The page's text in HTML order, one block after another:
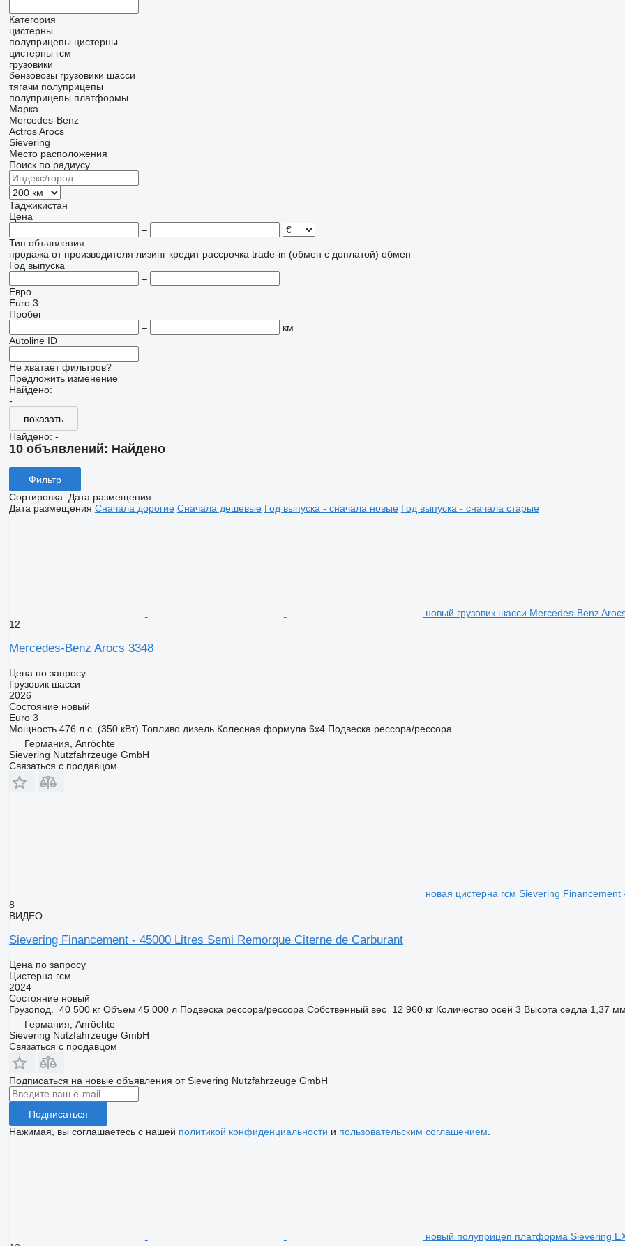
Категория
цистерны
полуприцепы цистерны
цистерны гсм
грузовики
бензовозы грузовики шасси
тягачи полуприцепы
полуприцепы платформы
Марка
Mercedes-Benz
Actros Arocs
Sievering
Место расположения
Поиск по радиусу
Таджикистан
Цена
–
Тип объявления
продажа от производителя лизинг кредит рассрочка trade-in (обмен с доплатой) обмен
Год выпуска
–
Евро
Euro 3
Пробег
–
км
Autoline ID
Не хватает фильтров?
Предложить изменение
Найдено:
-
показать
Найдено: -
10 объявлений: Найдено
Фильтр
Сортировка: Дата размещения
Дата размещения Сначала дорогие Сначала дешевые Год выпуска - сначала новые Год выпуска - сначала старые
новый грузовик шасси Mercedes-Benz
12
Mercedes-Benz Arocs 3348
Цена по запросу
Грузовик шасси
2026
Состояниеновый
Euro 3
Мощность 476 л.с. (350 кВт) Топливо дизель Колесная формула 6x4 Подвеска рессора/рессора
Германия, Anröchte
Sievering Nutzfahrzeuge GmbH
Связаться с продавцом
новая цистерна гсм Sievering
8
ВИДЕО
Sievering Financement - 45000 Litres Semi Remorque Citerne de Carburant
Цена по запросу
Цистерна гсм
2024
Состояниеновый
Грузопод.
40 500 кг Объем 45 000 л Подвеска рессора/рессора Собственный вес 12 960 кг Количество осей 3 Высота седла 1,37 мм
Германия, Anröchte
Sievering Nutzfahrzeuge GmbH
Связаться с продавцом
Подписаться на новые объявления от Sievering Nutzfahrzeuge GmbH
Подписаться
Нажимая, вы соглашаетесь с нашей политикой конфиденциальности и пользовательским соглашением
новый полуприцеп платформа Sievering